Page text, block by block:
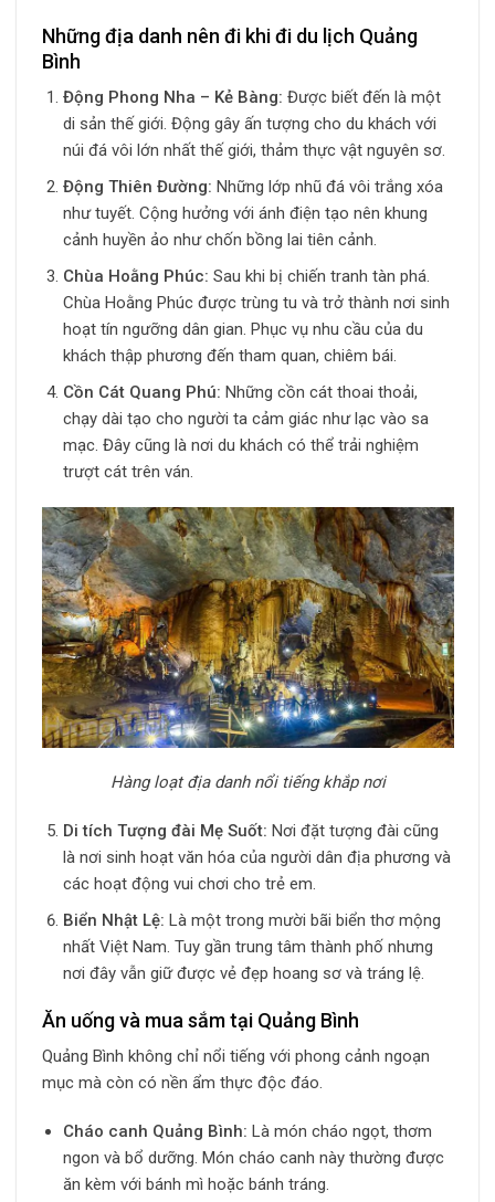
Những địa danh nên đi khi đi du lịch Quảng
Bình
Động Phong Nha – Kẻ Bàng: Được biết đến là một
di sản thế giới. Động gây ấn tượng cho du khách với
núi đá vôi lớn nhất thế giới, thảm thực vật nguyên sơ.
Động Thiên Đường: Những lớp nhũ đá vôi trắng xóa
như tuyết. Cộng hưởng với ánh điện tạo nên khung
cảnh huyền ảo như chốn bồng lai tiên cảnh.
Chùa Hoằng Phúc: Sau khi bị chiến tranh tàn phá.
Chùa Hoằng Phúc được trùng tu và trở thành nơi sinh
hoạt tín ngưỡng dân gian. Phục vụ nhu cầu của du
khách thập phương đến tham quan, chiêm bái.
Cồn Cát Quang Phú: Những cồn cát thoai thoải,
chạy dài tạo cho người ta cảm giác như lạc vào sa
mạc. Đây cũng là nơi du khách có thể trải nghiệm
trượt cát trên ván.
Hàng loạt địa danh nổi tiếng khắp nơi
Di tích Tượng đài Mẹ Suốt: Nơi đặt tượng đài cũng
là nơi sinh hoạt văn hóa của người dân địa phương và
các hoạt động vui chơi cho trẻ em.
Biển Nhật Lệ: Là một trong mười bãi biển thơ mộng
nhất Việt Nam. Tuy gần trung tâm thành phố nhưng
nơi đây vẫn giữ được vẻ đẹp hoang sơ và tráng lệ.
Ăn uống và mua sắm tại Quảng Bình
Quảng Bình không chỉ nổi tiếng với phong cảnh ngoạn
mục mà còn có nền ẩm thực độc đáo.
Cháo canh Quảng Bình: Là món cháo ngọt, thơm
ngon và bổ dưỡng. Món cháo canh này thường được
ăn kèm với bánh mì hoặc bánh tráng.